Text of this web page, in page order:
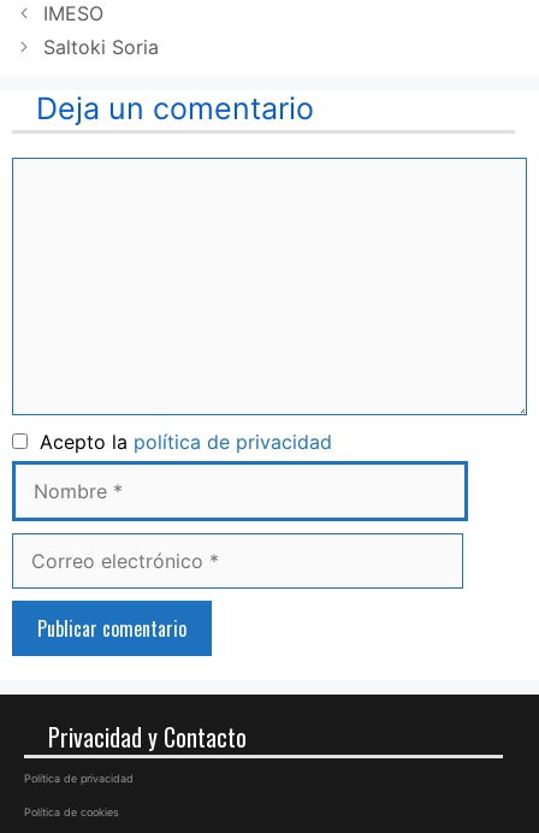
IMESO
Saltoki Soria
Deja un comentario
Acepto la política de privacidad
Privacidad y Contacto
Política de privacidad
Política de cookies